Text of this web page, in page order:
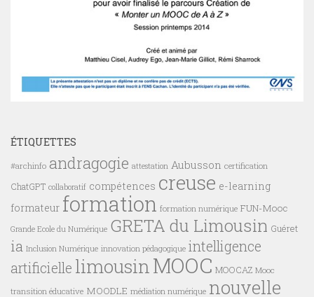
ÉTIQUETTES
#archinfo andragogie attestation Aubusson certification
ChatGPT collaboratif compétences creuse e-learning
formateur formation formation numérique FUN-Mooc
Grande Ecole du Numérique GRETA du Limousin Guéret
ia Inclusion Numérique innovation pédagogique intelligence
artificielle limousinMOOC MOOCAZ Mooc
transition éducative MOODLE médiation numérique nouvelle